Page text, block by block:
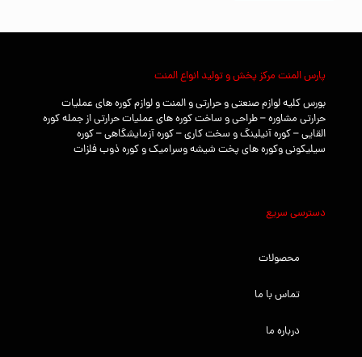
پارس المنت مرکز پخش و تولید انواع المنت
بورس کلیه لوازم صنعتی و حرارتی و المنت و لوازم کوره های عملیات
حرارتی مشاوره – طراحی و ساخت کوره های عملیات حرارتی از جمله کوره
القایی – کوره آنیلینگ و سخت کاری – کوره آزمایشگاهی – کوره
سیلیکونی وکوره های پخت شیشه وسرامیک و کوره ذوب فلزات
دسترسی سریع
محصولات
تماس با ما
درباره ما